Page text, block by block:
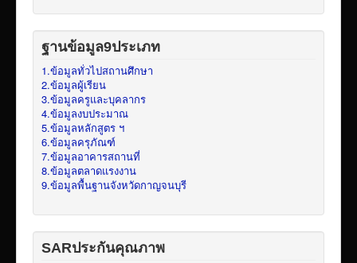
ฐานข้อมูล9ประเภท
1.ข้อมูลทั่วไปสถานศึกษา
2.ข้อมูลผู้เรียน
3.ข้อมูลครูและบุคลากร
4.ข้อมูลงบประมาณ
5.ข้อมูลหลักสูตร ฯ
6.ข้อมูลครุภัณฑ์
7.ข้อมูลอาคารสถานที่
8.ข้อมูลตลาดแรงงาน
9.ข้อมูลพื้นฐานจังหวัดกาญจนบุรี
SARประกันคุณภาพ